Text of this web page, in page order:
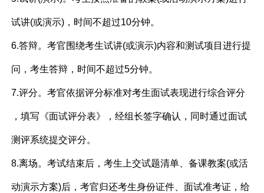
试讲(或演示)，时间不超过10分钟。
6.答辩。考官围绕考生试讲(或演示)内容和测试项目进行提
问，考生答辩，时间不超过5分钟。
7.评分。考官依据评分标准对考生面试表现进行综合评分
，填写《面试评分表》，经组长签字确认，同时通过面试
测评系统提交评分。
8.离场。考试结束后，考生上交试题清单、备课教案(或活
动演示方案)后，考官归还考生身份证件、面试准考证，给